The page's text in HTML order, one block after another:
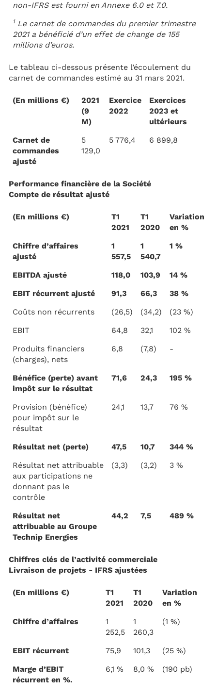
non-IFRS est fourni en Annexe 6.0 et 7.0.
1 Le carnet de commandes du premier trimestre
2021 a bénéficié d’un effet de change de 155
millions d’euros.
Le tableau ci-dessous présente l’écoulement du
carnet de commandes estimé au 31 mars 2021.
(En millions €)
2021
(9
M)
Exercice
2022
Exercices
2023 et
ultérieurs
Carnet de
commandes
ajusté
5
129,0
5 776,4 6 899,8
Performance financière de la Société
Compte de résultat ajusté
(En millions €)
T1
2021
T1
2020
Variation
en %
Chiffre d’affaires
ajusté
1
557,5
1
540,7
1 %
EBITDA ajusté 118,0 103,9
14 %
EBIT récurrent ajusté
91,3 66,3
38 %
Coûts non récurrents
(26,5) (34,2)
(23 %)
EBIT
64,8 32,1
102 %
Produits financiers
(charges), nets
6,8 (7,8) -
Bénéfice (perte) avant
impôt sur le résultat
71,6 24,3 195 %
Provision (bénéfice)
pour impôt sur le
résultat
24,1 13,7 76 %
Résultat net (perte) 47,5 10,7
344 %
Résultat net attribuable
aux participations ne
donnant pas le
contrôle
(3,3) (3,2) 3 %
Résultat net
attribuable au Groupe
Technip Energies
44,2 7,5 489 %
Chiffres clés de l’activité commerciale
Livraison de projets - IFRS ajustées
(En millions €)
T1
2021
T1
2020
Variation
en %
Chiffre d’affaires
1
252,5
1
260,3
(1 %)
EBIT récurrent 75,9 101,3
(25 %)
Marge d’EBIT
récurrent en %.
6,1 % 8,0 % (190 pb)